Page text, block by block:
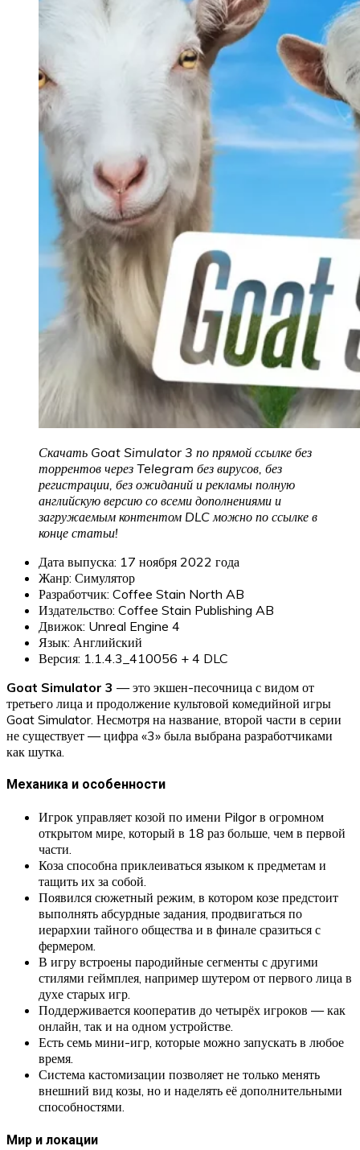
Скачать Goat Simulator 3 по прямой ссылке без
торрентов через Telegram без вирусов, без
регистрации, без ожиданий и рекламы полную
английскую версию со всеми дополнениями и
загружаемым контентом DLC можно по ссылке в
конце статьи!
Дата выпуска: 17 ноября 2022 года
Жанр: Симулятор
Разработчик: Coffee Stain North AB
Издательство: Coffee Stain Publishing AB
Движок: Unreal Engine 4
Язык: Английский
Версия: 1.1.4.3_410056 + 4 DLC
Goat Simulator 3 — это экшен-песочница с видом от
третьего лица и продолжение культовой комедийной игры
Goat Simulator. Несмотря на название, второй части в серии
не существует — цифра «3» была выбрана разработчиками
как шутка.
Механика и особенности
Игрок управляет козой по имени Pilgor в огромном
открытом мире, который в 18 раз больше, чем в первой
части.
Коза способна приклеиваться языком к предметам и
тащить их за собой.
Появился сюжетный режим, в котором козе предстоит
выполнять абсурдные задания, продвигаться по
иерархии тайного общества и в финале сразиться с
фермером.
В игру встроены пародийные сегменты с другими
стилями геймплея, например шутером от первого лица в
духе старых игр.
Поддерживается кооператив до четырёх игроков — как
онлайн, так и на одном устройстве.
Есть семь мини-игр, которые можно запускать в любое
время.
Система кастомизации позволяет не только менять
внешний вид козы, но и наделять её дополнительными
способностями.
Мир и локации